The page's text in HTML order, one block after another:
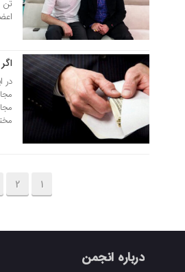
تن
23 بهمن 1397
در
1
2
درباره انجمن